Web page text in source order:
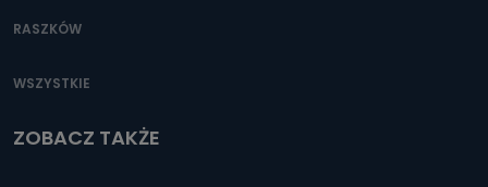
RASZKÓW
WSZYSTKIE
ZOBACZ TAKŻE